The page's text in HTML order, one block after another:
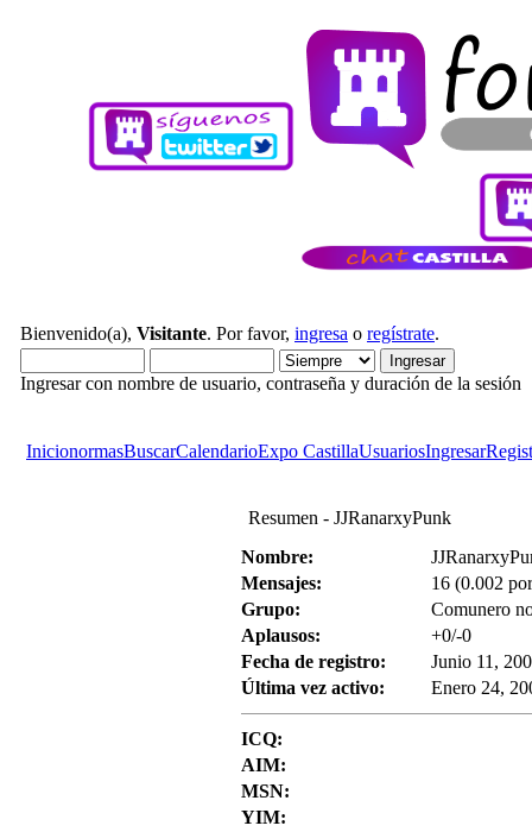
Bienvenido(a), Visitante. Por favor, ingresa o regístrate.
Ingresar con nombre de usuario, contraseña y duración de la sesión
InicionormasBuscarCalendarioExpo CastillaUsuariosIngresar
Resumen - JJRanarxyPunk
Nombre:
Mensajes:
16 (0.002
Grupo:
Comunero
Aplausos:
+0/-0
Fecha de registro:
Junio 11,
Última vez activo:
Enero 24,
ICQ:
AIM:
MSN:
YIM: